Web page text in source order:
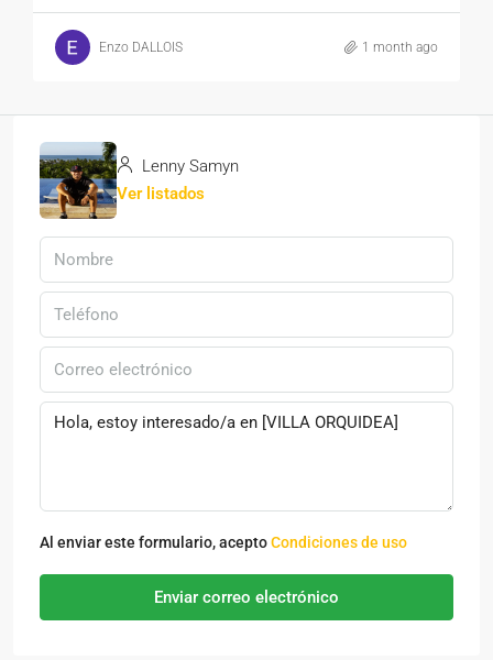
Enzo DALLOIS 1 month ago
Lenny Samyn
Ver listados
Al enviar este formulario, aceptoCondiciones de uso
Enviar correo electrónico